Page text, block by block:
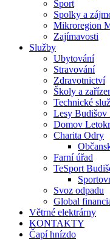
Sport
Spolky a
Mikroregion
Zajímavosti
Služby
Ubytování
Stravování
Zdravotnictví
Školy a
Technické
Lesy Budišov
Domov
Charita Odry
Farní úřad
TeSport
Svoz odpadu
Global
Větrné elektrárny
KONTAKTY
Čapí hnízdo